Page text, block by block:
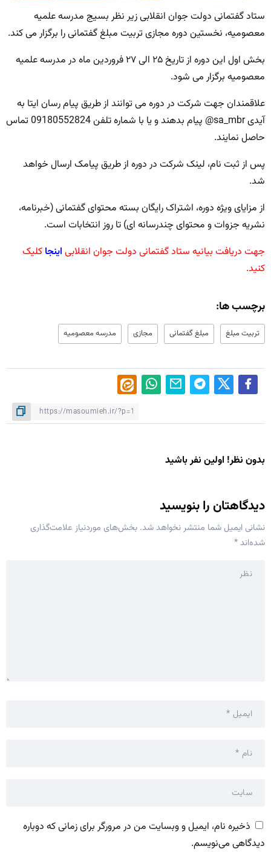
ستاد گفتمانی دولت جوان انقلابی زیر نظر بسیج مدرسه علمیه
معصومیه، نخستین دوره مجازی تربیت مبلغ گفتمانی را برگزار می کند.
بخش اول این دوره از تاریخ ۲۵ الی ۲۷ فروردین ماه در مدرسه علمیه
معصومیه برگزار می شود.
علاقمندان جهت شرکت در دوره می توانند از طریق پیام رسان ایتا به
آیدی sa_mbr@ پیام بدهند و یا با شماره تلفن 09180552824 تماس
حاصل نمایند.
پس از ثبت نام، لینک شرکت در دوره از طریق پیامک ارسال خواهد
شد.
از مزایای ویژه دوره، اشتراک رایگان بسته محتوای گفتمانی (خبرنامه،
نشریه جزوات و محتوای چندرسانه ای) تا روز انتخابات است.
جهت دریافت بیانیه ستاد گفتمانی دولت جوان انقلابی اینجا کلیک
کنید.
برچسب ها:
تربیت مبلغ مبلغ گفتمانی مجازی مدرسه معصومیه
بدون نظر! اولین نفر باشید
دیدگاهتان را بنویسید
نشانی ایمیل شما منتشر نخواهد شد. بخش‌های موردنیاز علامت‌گذاری
شده‌اند*
ذخیره نام، ایمیل و وبسایت من در مرورگر برای زمانی که دوباره
دیدگاهی می‌نویسم.